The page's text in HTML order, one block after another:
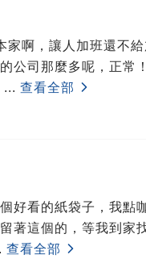
家啊，讓人加班還不
公司那麼多呢，正常
... 查看全部
好看的紙袋子，我點
著這個的，等我到家
查看全部